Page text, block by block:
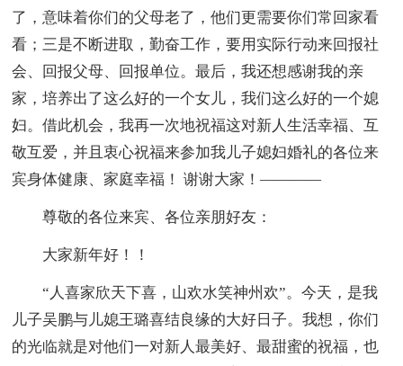
了，意味着你们的父母老了，他们更需要你们常回家看
看；三是不断进取，勤奋工作，要用实际行动来回报社
会、回报父母、回报单位。最后，我还想感谢我的亲
家，培养出了这么好的一个女儿，我们这么好的一个媳
妇。借此机会，我再一次地祝福这对新人生活幸福、互
敬互爱，并且衷心祝福来参加我儿子媳妇婚礼的各位来
宾身体健康、家庭幸福！ 谢谢大家！————
尊敬的各位来宾、各位亲朋好友：
大家新年好！！
“人喜家欣天下喜，山欢水笑神州欢”。今天，是我
儿子吴鹏与儿媳王璐喜结良缘的大好日子。我想，你们
的光临就是对他们一对新人最美好、最甜蜜的祝福，也